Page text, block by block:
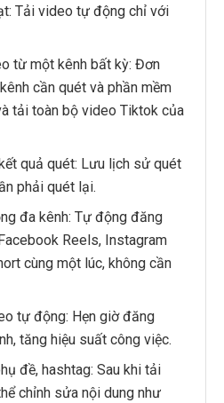
Tải video tự động chỉ với
từ một kênh bất kỳ: Đơn
cần quét và phần mềm
tải toàn bộ video Tiktok của
quả quét: Lưu lịch sử quét
phải quét lại.
đa kênh: Tự động đăng
Reels, Instagram
cùng một lúc, không cần
tự động: Hẹn giờ đăng
tăng hiệu suất công việc.
đề, hashtag: Sau khi tải
chỉnh sửa nội dung như